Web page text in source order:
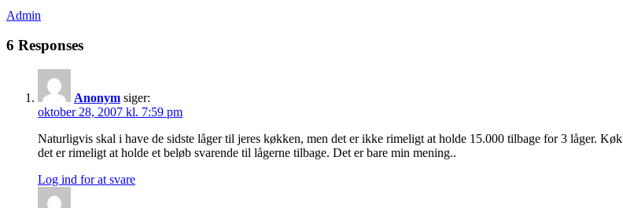
Admin
6 Responses
Anonym siger:
oktober 28, 2007 kl. 7:59 pm
Naturligvis skal i have de sidste låger til jeres køkken, men det er ikke rimeligt at holde 15.000 tilbage for 3 låger.
det er rimeligt at holde et beløb svarende til lågerne tilbage. Det er bare min mening..
Log ind for at svare